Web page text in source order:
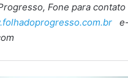
Fone para